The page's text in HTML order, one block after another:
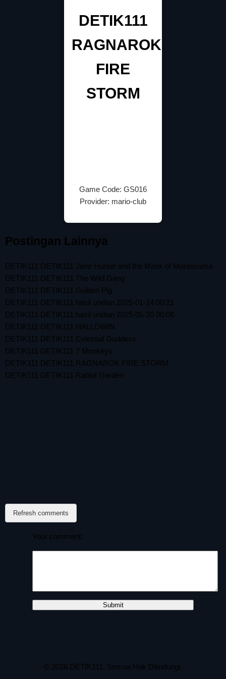
DETIK111
RAGNAROK
FIRE
STORM
Game Code: GS016
Provider: mario-club
Postingan Lainnya
DETIK111 DETIK111 Jane Hunter and the Mask of Montezuma
DETIK111 DETIK111 The Wild Gang
DETIK111 DETIK111 Golden Pig
DETIK111 DETIK111 hasil undian 2025-01-14 00:21
DETIK111 DETIK111 hasil undian 2025-05-20 00:06
DETIK111 DETIK111 HALLOWIN
DETIK111 DETIK111 Celestial Goddess
DETIK111 DETIK111 7 Monkeys
DETIK111 DETIK111 RAGNAROK FIRE STORM
DETIK111 DETIK111 Rabbit Garden
Refresh comments
Your comment:
© 2026 DETIK111 . Semua Hak Dilindungi.